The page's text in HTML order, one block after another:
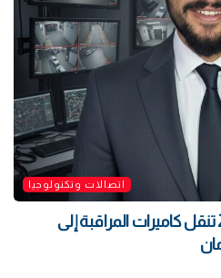
اتصالات وتكنولوجيا
محمد رضا النجار: تقنيات 2025 تنقل كاميرات المراقبة إلى